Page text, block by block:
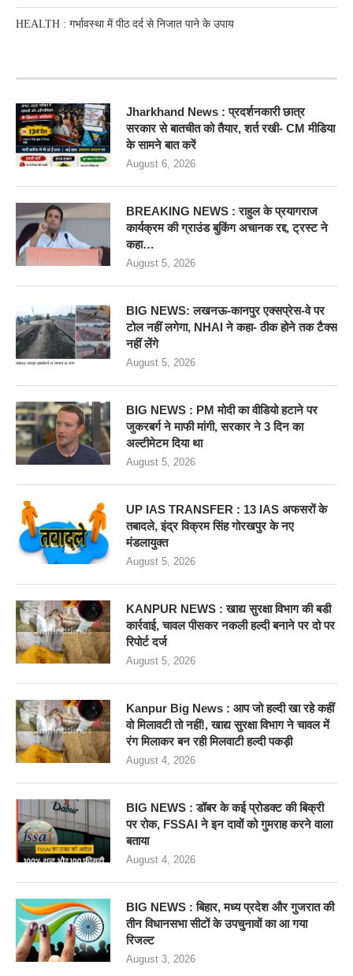
HEALTH : गर्भावस्था में पीठ दर्द से निजात पाने के उपाय
Jharkhand News : प्रदर्शनकारी छात्र
सरकार से बातचीत को तैयार, शर्त रखी- CM मीडिया
के सामने बात करें
August 6, 2026
BREAKING NEWS : राहुल के प्रयागराज
कार्यक्रम की ग्राउंड बुकिंग अचानक रद्द, ट्रस्ट ने
कहा…
August 5, 2026
BIG NEWS: लखनऊ-कानपुर एक्सप्रेस-वे पर
टोल नहीं लगेगा, NHAI ने कहा- ठीक होने तक टैक्स
नहीं लेंगे
August 5, 2026
BIG NEWS : PM मोदी का वीडियो हटाने पर
जुकरबर्ग ने माफी मांगी, सरकार ने 3 दिन का
अल्टीमेटम दिया था
August 5, 2026
UP IAS TRANSFER : 13 IAS अफसरों के
तबादले, इंद्र विक्रम सिंह गोरखपुर के नए
मंडलायुक्त
August 5, 2026
KANPUR NEWS : खाद्य सुरक्षा विभाग की बडी
कार्रवाई, चावल पीसकर नकली हल्दी बनाने पर दो पर
रिपोर्ट दर्ज
August 5, 2026
Kanpur Big News : आप जो हल्दी खा रहे कहीं
वो मिलावटी तो नहीं!, खाद्य सुरक्षा विभाग ने चावल में
रंग मिलाकर बन रही मिलवाटी हल्दी पकड़ी
August 4, 2026
BIG NEWS : डॉबर के कई प्रोडक्ट की बिक्री
पर रोक, FSSAI ने इन दावों को गुमराह करने वाला
बताया
August 4, 2026
BIG NEWS : बिहार, मध्य प्रदेश और गुजरात की
तीन विधानसभा सीटों के उपचुनावों का आ गया
रिजल्ट
August 3, 2026